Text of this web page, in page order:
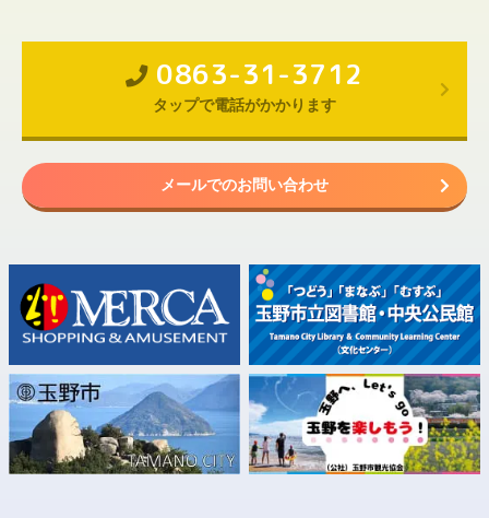
0863-31-3712
タップで電話がかかります
メールでのお問い合わせ